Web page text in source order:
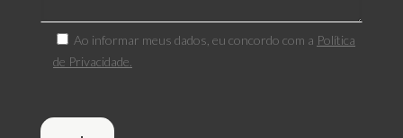
Ao informar meus dados, eu concordo com a Política
de Privacidade.